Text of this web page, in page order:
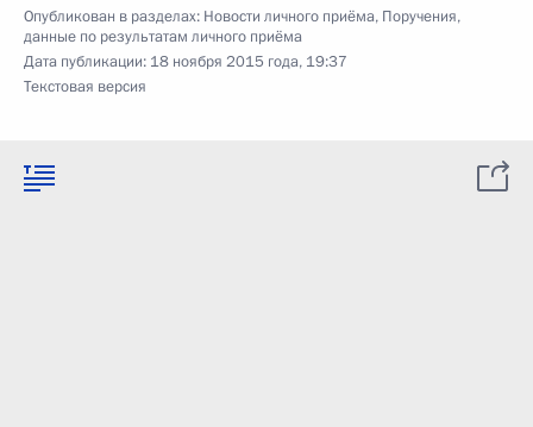
Опубликован в разделах: Новости личного приёма, Поручения,
данные по результатам личного приёма
Дата публикации: 18 ноября 2015 года, 19:37
Текстовая версия